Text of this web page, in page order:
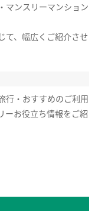
マンスリーマンション
て、幅広くご紹介させ
行・おすすめのご利用
ーお役立ち情報をご紹